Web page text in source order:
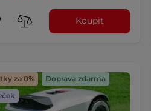
Koupit
za 0%
Doprava zdarma